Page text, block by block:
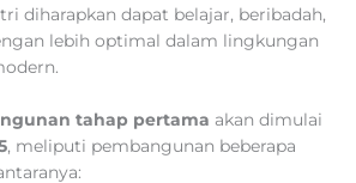
diharapkan dapat belajar, beribadah,
lebih optimal dalam lingkungan
tahap pertama akan dimulai
, meliputi pembangunan beberapa